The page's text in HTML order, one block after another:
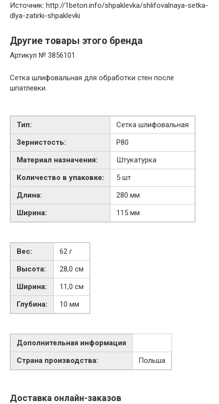
Источник: http://1beton.info/shpaklevka/shlifovalnaya-setka-
dlya-zatirki-shpaklevki
Другие товары этого бренда
Артикул № 3856101
Сетка шлифовальная для обработки стен после
шпатлевки.
Тип:
Сетка шлифовальная
Зернистость:
P80
Материал назначения:
Штукатурка
Количество в упаковке:
5 шт
Длина:
280 мм
Ширина:
115 мм
Вес: 62 г
Высота:
28,0 см
Ширина:
11,0 см
Глубина:
10 мм
Дополнительная информация
Страна производства:
Польша
Доставка онлайн-заказов